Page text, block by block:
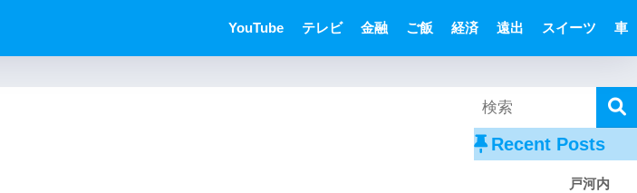
YouTube テレビ 金融 ご飯 経済 遠出 スイーツ 車
Recent Posts
戸河内